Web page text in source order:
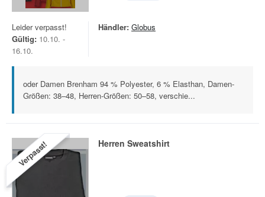
Leider verpasst!
Gültig: 10.10. -
16.10.
Händler: Globus
oder Damen Brenham 94 % Polyester, 6 % Elasthan, Damen-
Größen: 38–48, Herren-Größen: 50–58, verschie...
Verpasst! Herren Sweatshirt